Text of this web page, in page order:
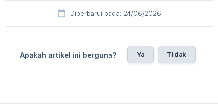
Diperbarui pada: 24/06/2026
Apakah artikel ini berguna? Ya Tidak